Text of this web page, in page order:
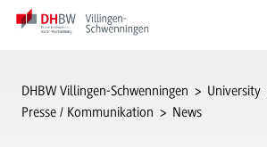
DHBW Villingen-Schwenningen
University
Presse / Kommunikation
News